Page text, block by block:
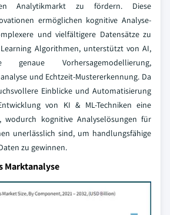
Analytikmarkt zu fördern. Diese
ermöglichen kognitive Analyse-
und vielfältigere Datensätze zu
Algorithmen, unterstützt von AI,
genaue Vorhersagemodellierung,
und Echtzeit-Mustererkennung. Da
Einblicke und Automatisierung
von KI & ML-Techniken eine
wodurch kognitive Analyselösungen für
unerlässlich sind, um handlungsfähige
zu gewinnen.
Marktanalyse